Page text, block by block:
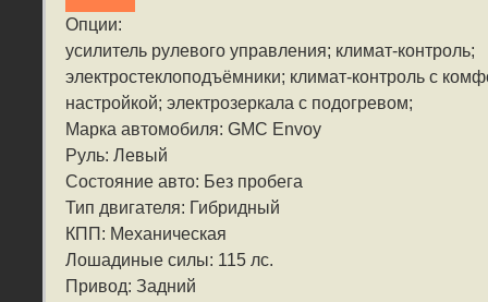
Опции:
усилитель рулевого управления; климат-контроль;
электростеклоподъёмники; климат-контроль с
настройкой; электрозеркала с подогревом;
Марка автомобиля: GMC Envoy
Руль: Левый
Состояние авто: Без пробега
Тип двигателя: Гибридный
КПП: Механическая
Лошадиные силы: 115 лс.
Привод: Задний